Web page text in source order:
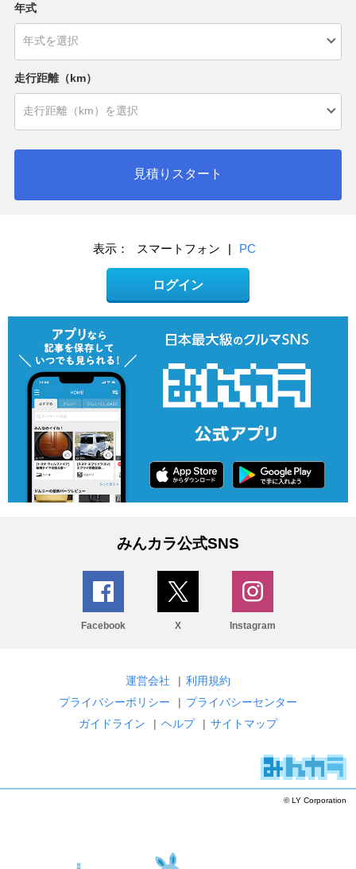
年式
走行距離（km）
見積りスタート
表示： スマートフォン | PC
ログイン
みんカラ公式SNS
Facebook X Instagram
運営会社 | 利用規約
プライバシーポリシー
| プライバシーセンター
ガイドライン
| ヘルプ | サイトマップ
© LY Corporation